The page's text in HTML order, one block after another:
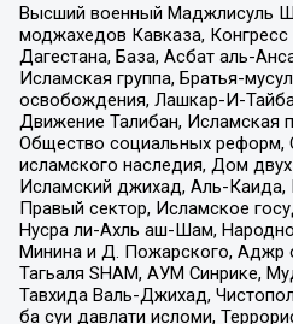
Высший военный Маджлисуль
моджахедов Кавказа,
Дагестана, База, Асбат аль-
Исламская группа, Братья-
освобождения, Лашкар-И-
Движение Талибан, Исламская
Общество социальных
исламского наследия, Дом
Исламский джихад, Аль-Каида,
Правый сектор, Исламское
Нусра ли-Ахль аш-Шам,
Минина и Д. Пожарского, Аджр
Тагьаля SHAM, АУМ Синрике,
Тавхида Валь-Джихад,
ба суи давлати исломи,